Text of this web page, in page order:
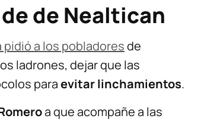
de Nealtican
a los pobladoresde
ladrones, dejar que las
paraevitar linchamientos.
a que acompañe a las